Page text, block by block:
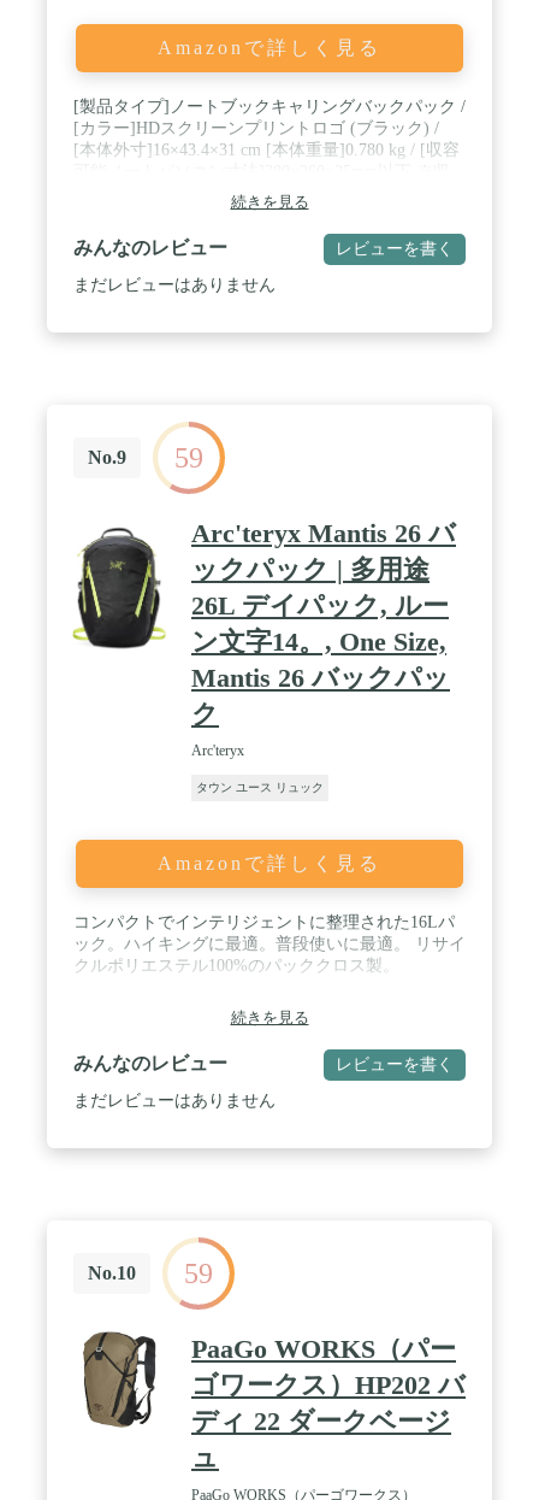
Amazonで詳しく見る
[製品タイプ]ノートブックキャリングバックパック /
[カラー]HDスクリーンプリントロゴ (ブラック) /
[本体外寸]16×43.4×31 cm [本体重量]0.780 kg / [収容
容されるパソコンの外寸を予めご確認下さい。 / [特
徴]ジッパー付き, 防水, 耐衝撃, フォームパッド入
り, メッシュポケット, EVAパディング
続きを見る
みんなのレビュー レビューを書く
まだレビューはありません
No.9 59
Arc'teryx Mantis 26 バ
ックパック | 多用途
26L デイパック, ルー
ン文字14。, One Size,
Mantis 26 バックパッ
ク
Arc'teryx
タウン ユース リュック
Amazonで詳しく見る
コンパクトでインテリジェントに整理された16Lパ
ック。ハイキングに最適。普段使いに最適。 リサイ
クルポリエステル100%のパッククロス製。
続きを見る
みんなのレビュー レビューを書く
まだレビューはありません
No.10 59
PaaGo WORKS（パー
ゴワークス）HP202 バ
ディ 22 ダークベージ
ュ
PaaGo WORKS（パーゴワークス）